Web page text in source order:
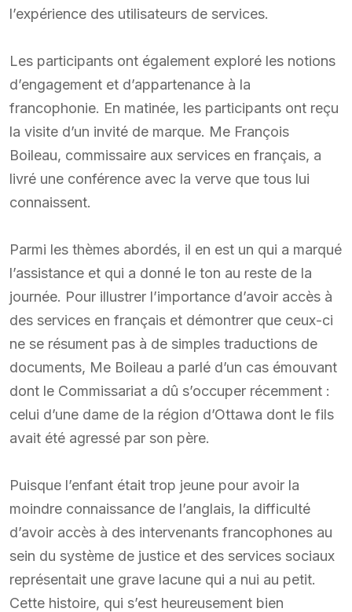
l’expérience des utilisateurs de services.
Les participants ont également exploré les notions
d’engagement et d’appartenance à la
francophonie. En matinée, les participants ont reçu
la visite d’un invité de marque. Me François
Boileau, commissaire aux services en français, a
livré une conférence avec la verve que tous lui
connaissent.
Parmi les thèmes abordés, il en est un qui a marqué
l’assistance et qui a donné le ton au reste de la
journée. Pour illustrer l’importance d’avoir accès à
des services en français et démontrer que ceux-ci
ne se résument pas à de simples traductions de
documents, Me Boileau a parlé d’un cas émouvant
dont le Commissariat a dû s’occuper récemment :
celui d’une dame de la région d’Ottawa dont le fils
avait été agressé par son père.
Puisque l’enfant était trop jeune pour avoir la
moindre connaissance de l’anglais, la difficulté
d’avoir accès à des intervenants francophones au
sein du système de justice et des services sociaux
représentait une grave lacune qui a nui au petit.
Cette histoire, qui s’est heureusement bien